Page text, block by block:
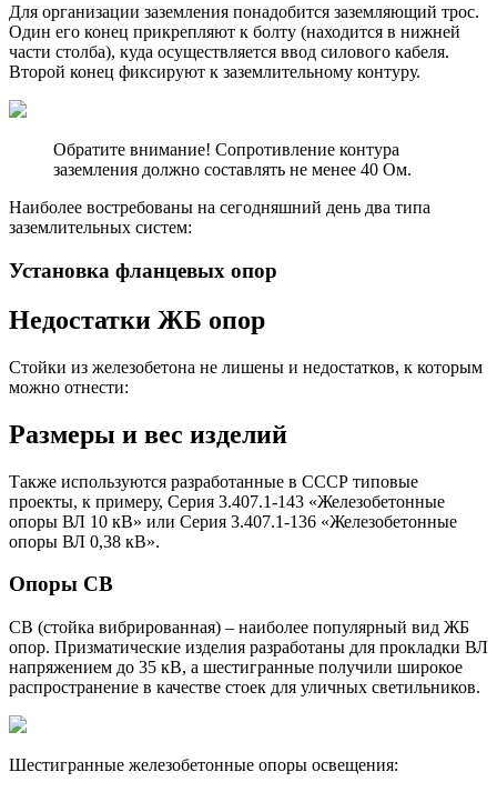
Для организации заземления понадобится заземляющий трос.
Один его конец прикрепляют к болту (находится в нижней
части столба), куда осуществляется ввод силового кабеля.
Второй конец фиксируют к заземлительному контуру.
Обратите внимание! Сопротивление контура
заземления должно составлять не менее 40 Ом.
Наиболее востребованы на сегодняшний день два типа
заземлительных систем:
Установка фланцевых опор
Недостатки ЖБ опор
Стойки из железобетона не лишены и недостатков, к которым
можно отнести:
Размеры и вес изделий
Также используются разработанные в СССР типовые
проекты, к примеру, Серия 3.407.1-143 «Железобетонные
опоры ВЛ 10 кВ» или Серия 3.407.1-136 «Железобетонные
опоры ВЛ 0,38 кВ».
Опоры СВ
СВ (стойка вибрированная) – наиболее популярный вид ЖБ
опор. Призматические изделия разработаны для прокладки ВЛ
напряжением до 35 кВ, а шестигранные получили широкое
распространение в качестве стоек для уличных светильников.
Шестигранные железобетонные опоры освещения: